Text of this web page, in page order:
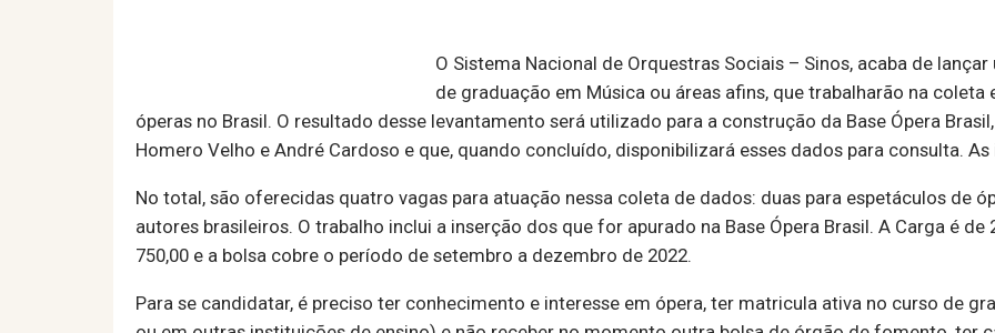
O Sistema Nacional de Orquestras Sociais – Sinos, acaba de
de graduação em Música ou áreas afins, que trabalharão na
óperas no Brasil. O resultado desse levantamento será utilizado para a construção da Base Ópera
Homero Velho e André Cardoso e que, quando concluído, disponibilizará esses dados para consulta.
No total, são oferecidas quatro vagas para atuação nessa coleta de dados: duas para espetáculos de
autores brasileiros. O trabalho inclui a inserção dos que for apurado na Base Ópera Brasil. A Carga é
750,00 e a bolsa cobre o período de setembro a dezembro de 2022.
Para se candidatar, é preciso ter conhecimento e interesse em ópera, ter matricula ativa no curso de